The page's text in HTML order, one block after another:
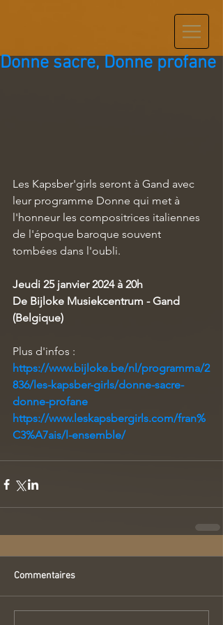
Donne sacre, Donne profane
Les Kapsber'girls seront à Gand avec
leur programme Donne qui met à
l'honneur les compositrices italiennes
de l'époque baroque souvent
tombées dans l'oubli.
Jeudi 25 janvier 2024 à 20h
De Bijloke Musiekcentrum - Gand
(Belgique)
Plus d'infos :
https://www.bijloke.be/nl/programma/2
836/les-kapsber-girls/donne-sacre-
donne-profane
https://www.leskapsbergirls.com/fran%
C3%A7ais/l-ensemble/
Commentaires